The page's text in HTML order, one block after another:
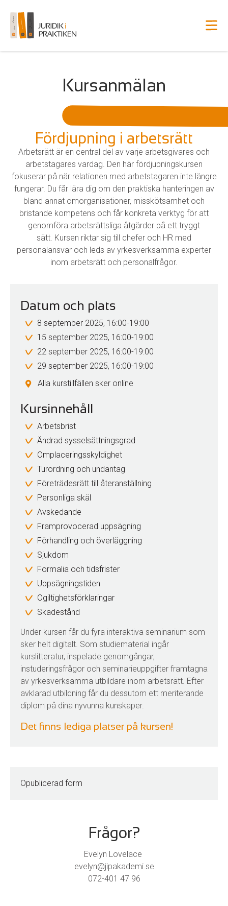
Kursanmälan
Fördjupning i arbetsrätt
Arbetsrätt är en central del av varje arbetsgivares och
arbetstagares vardag. Den här fördjupningskursen
fokuserar på när relationen med arbetstagaren inte längre
fungerar. Du får lära dig om den praktiska hanteringen av
bland annat omorganisationer, misskötsamhet och
bristande kompetens och får konkreta verktyg för att
genomföra arbetsrättsliga åtgärder på ett tryggt
sätt. Kursen riktar sig till chefer och HR med
personalansvar och leds av yrkesverksamma experter
inom arbetsrätt och personalfrågor.
Datum och plats
8 september 2025, 16:00-19:00
15 september 2025, 16:00-19:00
22 september 2025, 16:00-19:00
29 september 2025, 16:00-19:00
Alla kurstillfällen sker online
Kursinnehåll
Arbetsbrist
Ändrad sysselsättningsgrad
Omplaceringsskyldighet
Turordning och undantag
Företrädesrätt till återanställning
Personliga skäl
Avskedande
Framprovocerad uppsägning
Förhandling och överläggning
Sjukdom
Formalia och tidsfrister
Uppsägningstiden
Ogiltighetsförklaringar
Skadestånd
Under kursen får du fyra interaktiva seminarium som
sker helt digitalt. Som studiematerial ingår
kurslitteratur, inspelade genomgångar,
instuderingsfrågor och seminarieuppgifter framtagna
av yrkesverksamma utbildare inom arbetsrätt. Efter
avklarad utbildning får du dessutom ett meriterande
diplom på dina nyvunna kunskaper.
Det finns lediga platser på kursen!
Opublicerad form
Frågor?
Evelyn Lovelace
evelyn@jipakademi.se
072-401 47 96